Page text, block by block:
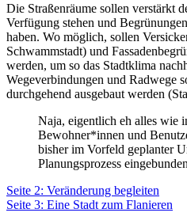
Die Straßenräume sollen verstärkt
Verfügung stehen und
haben. Wo möglich, sollen
Schwammstadt) und
werden, um so das Stadtklima
Wegeverbindungen und Radwege
durchgehend ausgebaut werden
Naja, eigentlich eh alles wie
Bewohner*innen und
bisher im Vorfeld geplanter
Planungsprozess
Seite 2: Veränderung begleiten
Seite 3: Eine Stadt zum Flanieren